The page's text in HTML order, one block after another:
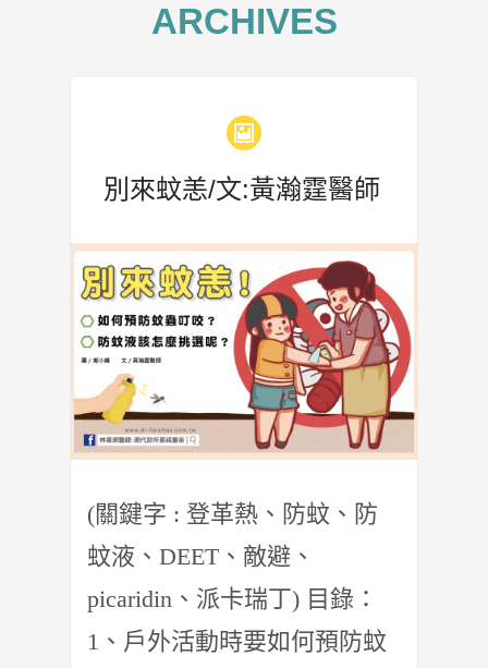
ARCHIVES
別來蚊恙/文:黃瀚霆醫師
(關鍵字 : 登革熱、防蚊、防
蚊液、DEET、敵避、
picaridin、派卡瑞丁) 目錄：
1、戶外活動時要如何預防蚊